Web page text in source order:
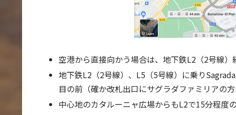
空港から直接向かう場合は、地下鉄L2（2号線）
地下鉄L2（2号線）、L5（5号線）に乗り
目の前（確か改札出口にサグラダファミリアの
中心地のカタルーニャ広場からもL2で15分程度